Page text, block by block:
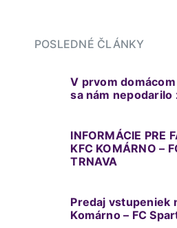
POSLEDNÉ ČLÁNKY
V prvom
sa nám nepodarilo
INFORMÁCIE PRE
KFC KOMÁRNO –
TRNAVA
Predaj vstupeniek
Komárno – FC